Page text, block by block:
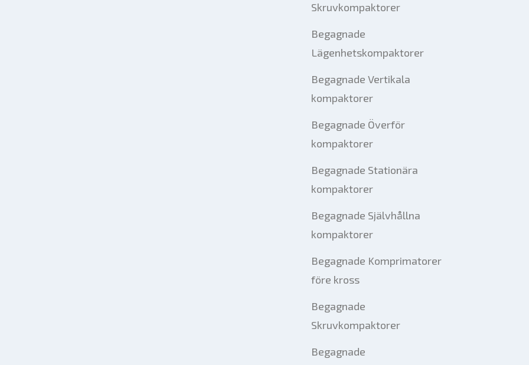
Skruvkompaktorer
Begagnade
Lägenhetskompaktorer
Begagnade Vertikala
kompaktorer
Begagnade Överför
kompaktorer
Begagnade Stationära
kompaktorer
Begagnade Självhållna
kompaktorer
Begagnade Komprimatorer
före kross
Begagnade
Skruvkompaktorer
Begagnade